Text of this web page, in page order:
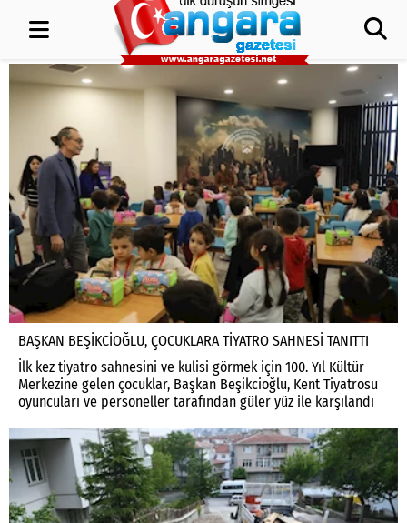
BAŞKAN BEŞİKCİOĞLU, ÇOCUKLARA TİYATRO SAHNESİ TANITTI
İlk kez tiyatro sahnesini ve kulisi görmek için 100. Yıl Kültür
Merkezine gelen çocuklar, Başkan Beşikcioğlu, Kent Tiyatrosu
oyuncuları ve personeller tarafından güler yüz ile karşılandı